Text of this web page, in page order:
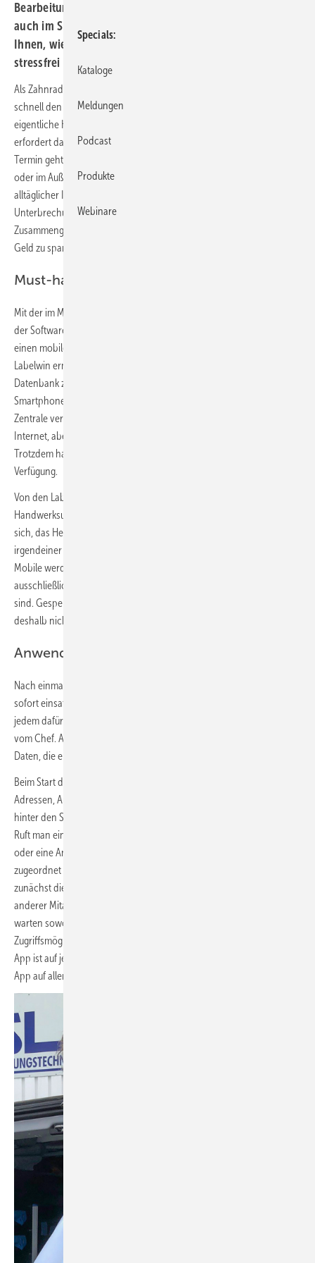
Bearbeitung von Dokumenten von unterwegs werden
auch im SHK-Fachhandwerk immer wichtiger. Wir zeigen
Ihnen, wie Sie Ihren Arbeitsalltag mithilfe einer App
stressfrei und effektiv gestalten.
Als Zahnrad im Getriebe eines Handwerksbetriebes verliert man
schnell den Blick für die Dinge, die getan werden müssen, damit das
eigentliche Handwerk überhaupt passieren kann. Jeder Anruf
erfordert das Finden und Wählen einer Nummer, jedem eingehaltenen
Termin geht ein Kalendereintrag voraus. Insbesondere beim Kunden
oder im Außendienst fließt schnell viel Zeit in die Organisation
alltäglicher Informationen. Für sich alleine sind diese einzelnen
Unterbrechungen und Verzögerungen nur Kleinigkeiten.
Zusammengenommen wird aber klar, dass hier viel Zeit, Nerven und
Geld zu sparen sind.
Must-have-App
Mit der im Mai 2019 auf den Markt gekommenen App Label Mobile hat
der Softwareanbieter Label Software ein Werkzeug entwickelt, das
einen mobilen Zugriff auf die eigenen Daten der Branchensoftware
Labelwin ermöglicht. Der Anwender kann von überall auf seine
Datenbank zugreifen, ohne ein Sicherheitsrisiko einzugehen.
Smartphone, Tablet oder auch Laptop sind direkt mit Labelwin in der
Zentrale verbunden. Der Datentransport erfolgt zwar über das
Internet, aber verschlüsselt und ohne Speicherung in der Cloud.
Trotzdem hat der Anwender die gewünschten Daten in Echtzeit zur
Verfügung.
Von den Labelwin-Anwendern arbeiten nur wenige
Handwerksunternehmen komplett in der Cloud. Denn viele scheuen
sich, das Herzstück eines Unternehmens, die Datenbank, in
irgendeiner Form im Internet abzulegen. Beim Einsatz von Label
Mobile werden nur die benötigten Daten übertragen, sodass sie
ausschließlich auf den gerade genutzten mobilen Geräten verfügbar
sind. Gespeichert werden sie nur in der Firmenzentrale und können
deshalb nicht von Unbefugten abgegriffen werden.
Anwendung und Nutzen
Nach einmaliger Anmeldung sind die Informationen nach dem Öffnen
sofort einsatzbereit, ohne erneute Anmeldung. Label Mobile kann von
jedem dafür freigeschalteten Mitarbeiter genutzt werden – nicht nur
vom Chef. Aufgrund der Rechteverwaltung sieht aber jeder nur die
Daten, die er sehen darf.
Beim Start der App weisen im Hauptmenü vier Kacheln den Weg zu
Adressen, Aufgaben, zum Kalender und zu Projekten. Die Funktionen
hinter den Schaltflächen bilden den Arbeitsalltag im Handwerk ab:
Ruft man eine Adresse auf, lässt sich aus der App heraus ein Telefonat
oder eine Anfahrtsnavigation starten. Aufgaben, die der Adresse
zugeordnet sind, werden gleich mit angezeigt. Der Kalender zeigt
zunächst die eigenen Termine. Es lassen sich aber auch die Einträge
anderer Mitarbeiter anzeigen. Und hinter der Projekt-Schaltfläche
warten sowohl die Rohdaten der Projekte als auch die
Zugriffsmöglichkeiten auf alle im Projekt hinterlegten Dokumente. Die
App ist auf jedem Smartphone nutzbar und läuft zusätzlich als Web-
App auf allen mobilen Geräten. Weitere Infos unter:
Specials
Kataloge
Meldungen
Podcast
Produkte
Webinare